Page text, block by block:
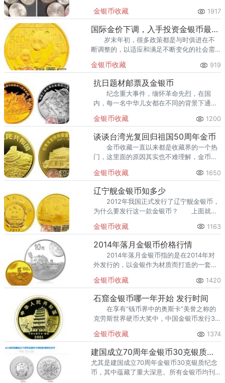
估、少为人知的纪念币，若你对它稍有了解
和思索，或许这就是商机。
金银币收藏 1917
国际金价下调，入手投资金银币最佳时机
岁末年初，很多政策都是与时俱进在不
断调整的，以适应和满足不断变化的社会需
波的下调。
金银币收藏 919
抗日题材邮票及金银币
纪念重大事件，缅怀革命先烈，在国
内，每一名中华儿女都在不同的背景下通过
拉开了全民族共同英勇浴血抗战的序幕。
金银币收藏 1200
谈谈台湾光复回归祖国50周年金币
金币收藏一直以来都是收藏界的一个热
门，这里面的原因其实也不难理解，金币本
低，基本上可以成为硬通货。
金银币收藏 1650
辽宁舰金银币知多少
2012年我国正式发行了辽宁舰金银币，
为什么要发行这一款金银币？ 上面就是
金银币收藏 1163
2014年落月金银币价格行情
2014年落月金银币指的是在2014年对
外发行的，以金银作为材质而打造的一套金
念我国在航天技术方面又一巨大的里程碑，
也就是成成功登陆
金银币收藏 1420
石窟金银币哪一年开始 发行时间
在享有“钱币界中的奥斯卡”美誉之称的
克劳斯世界硬币大奖中，中国金银币发行38
金银币收藏 1374
建国成立70周年金银币30克银质纪念币两枚回收价格 收购价
尤其是建国成立70周年金银币30克银质纪念
币，其中蕴藏了重大深意。所有金银币均刊